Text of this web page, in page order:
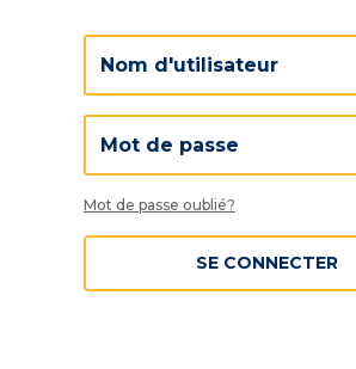
Mot de passe oublié?
SE CONNECTER